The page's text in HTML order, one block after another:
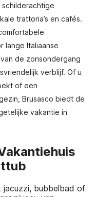
trattoria’s en cafés.
lange Italiaanse
de zonsondergang
verblijf. Of u
of een
Brusasco biedt de
vakantie in
jacuzzi, bubbelbad of